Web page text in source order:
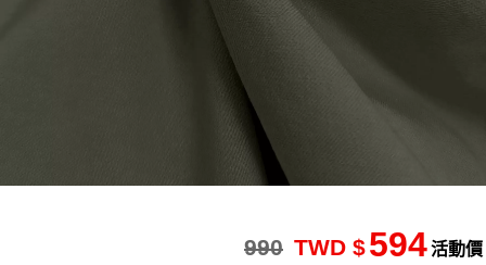
活動價
594
TWD $
990